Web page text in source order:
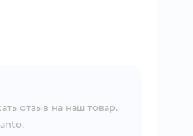
отзыв на наш товар.